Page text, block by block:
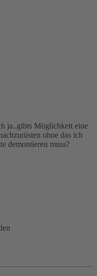
ja..gibts Möglichkeit eine
ohne das ich
demontieren muss?